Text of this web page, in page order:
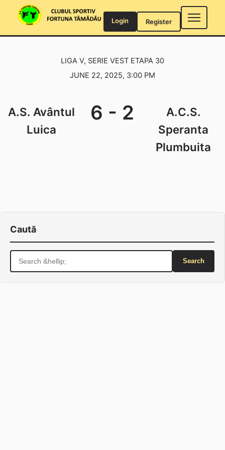
Login Register
LIGA V, SERIE VEST ETAPA 30
JUNE 22, 2025, 3:00 PM
A.S. Avântul
Luica
6 - 2
A.C.S.
Speranta
Plumbuita
Caută
Search
for: